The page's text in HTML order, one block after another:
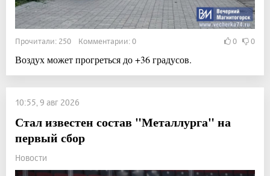
Прочитали: 250 Комментарии: 0 0 0
Воздух может прогреться до +36 градусов.
10:55, 9 авг 2026
Стал известен состав "Металлурга" на
первый сбор
Новости